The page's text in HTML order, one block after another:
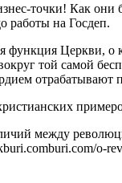
точки! Как
работы на Госдеп.
функция Церкви,
той самой
между
o-